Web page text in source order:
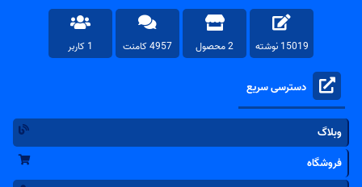
15019 نوشته 2 محصول 4957 کامنت 1 کاربر
دسترسی سریع
وبلاگ
فروشگاه